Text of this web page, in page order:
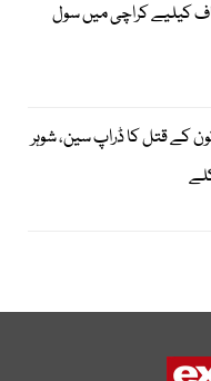
کیلیے کراچی میں سول
سالہ خاتون کے قتل کا ڈراپ سین، شوہر